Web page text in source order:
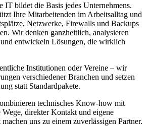
IT bildet die Basis jedes Unternehmens.
Ihre Mitarbeitenden im Arbeitsalltag und
Netzwerke, Firewalls und Backups
Wir denken ganzheitlich, analysieren
und entwickeln Lösungen, die wirklich
Institutionen oder Vereine – wir
verschiedener Branchen und setzen
statt Standardpakete.
technisches Know-how mit
direkter Kontakt und eigene
uns zu einem zuverlässigen Partner.